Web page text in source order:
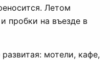
Летом
пробки на въезде в
мотели, кафе,